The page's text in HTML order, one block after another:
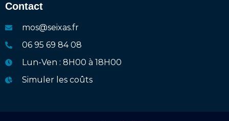
Contact
mos@seixas.fr
06 95 69 84 08
Lun-Ven : 8H00 à 18H00
Simuler les coûts